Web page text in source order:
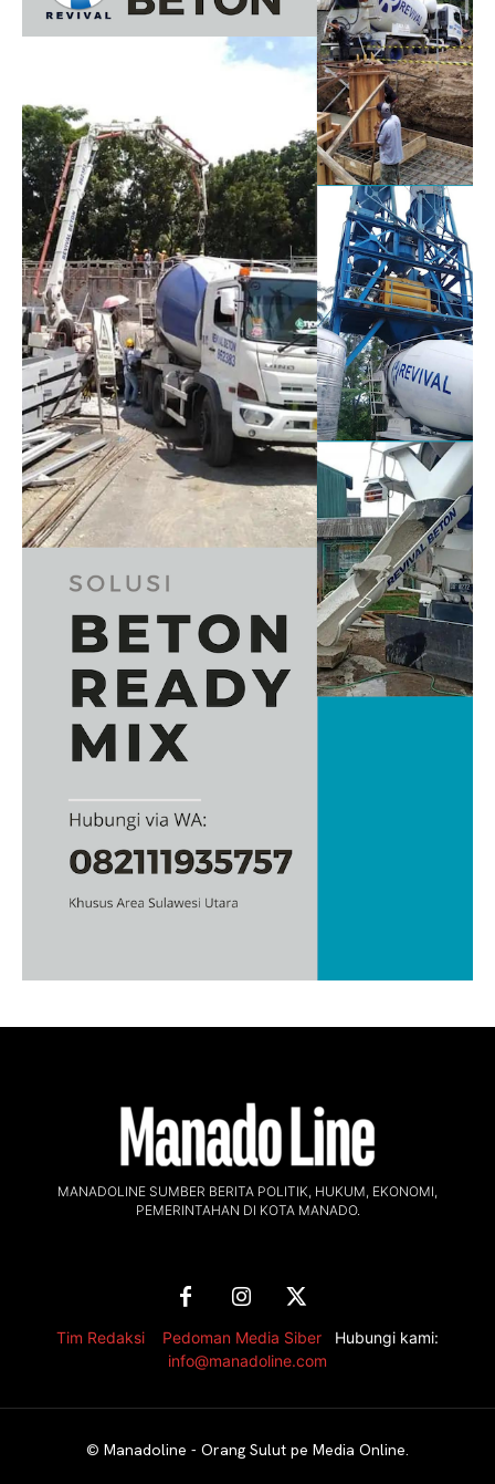
MANADOLINE SUMBER BERITA POLITIK, HUKUM, EKONOMI,
PEMERINTAHAN DI KOTA MANADO.
Tim Redaksi Pedoman Media Siber
Hubungi kami:
info@manadoline.com
© Manadoline - Orang Sulut pe Media Online.